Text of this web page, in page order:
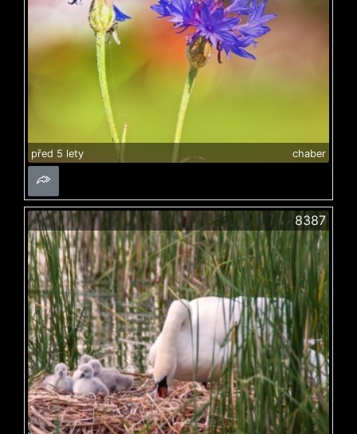
před 5 lety chaber
8387